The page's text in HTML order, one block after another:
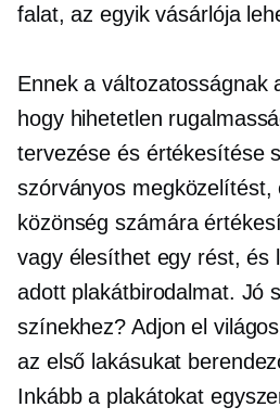
falat, az egyik vásárlója
Ennek a változatosságnak
hogy hihetetlen
tervezése és értékesítése
szórványos megközelítést,
közönség számára
vagy élesíthet egy rést, és
adott plakátbirodalmat. Jó
színekhez? Adjon el
az első lakásukat
Inkább a plakátokat